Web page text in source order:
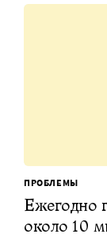
ПРОБЛЕМЫ
Ежегодно
около 10